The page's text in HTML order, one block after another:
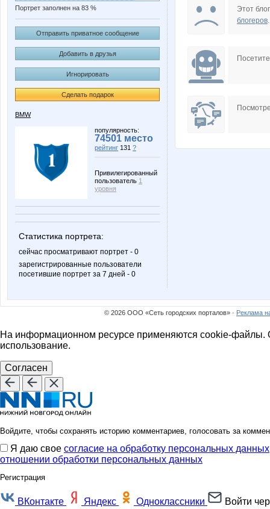
Портрет заполнен на 83 %
Отправить приватное сообщение
Добавить в друзья
Игнорировать
Сделать подарок
BMW
популярность:
74501 место
рейтинг 131 ?
Привилегированный
пользователь 1
уровня
Статистика портрета:
сейчас просматривают портрет - 0
зарегистрированные пользователи
посетившие портрет за 7 дней - 0
Этот
блогеров.
© 2026 ООО «Сеть городских порталов» · Реклама
На информационном ресурсе применяются cookie-файлы.
использование.
Согласен
Войдите, чтобы сохранять историю комментариев, голосовать за
Я даю свое согласие на обработку персональных данных
отношении обработки персональных данных
Регистрация
ВКонтакте Яндекс Одноклассники Войти